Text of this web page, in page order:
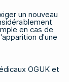
un nouveau
en cas de
d'une
OGUK et